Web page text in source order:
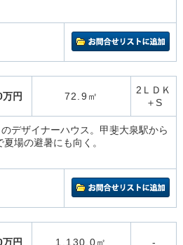
万円 72.9㎡
2ＬＤＫ
＋S
デザイナーハウス。甲斐大泉駅から
場の避暑にも向く。
万円 1,130.0㎡ -